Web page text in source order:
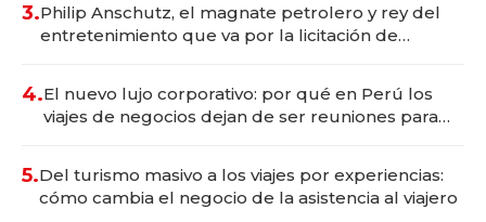
3.Philip Anschutz, el magnate petrolero y rey del
entretenimiento que va por la licitación de
4.El nuevo lujo corporativo: por qué en Perú los
viajes de negocios dejan de ser reuniones para
5.Del turismo masivo a los viajes por experiencias:
cómo cambia el negocio de la asistencia al viajero